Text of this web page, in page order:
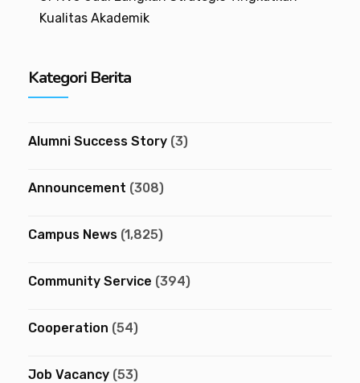
Kualitas Akademik
Kategori Berita
Alumni Success Story (3)
Announcement (308)
Campus News (1,825)
Community Service (394)
Cooperation (54)
Job Vacancy (53)